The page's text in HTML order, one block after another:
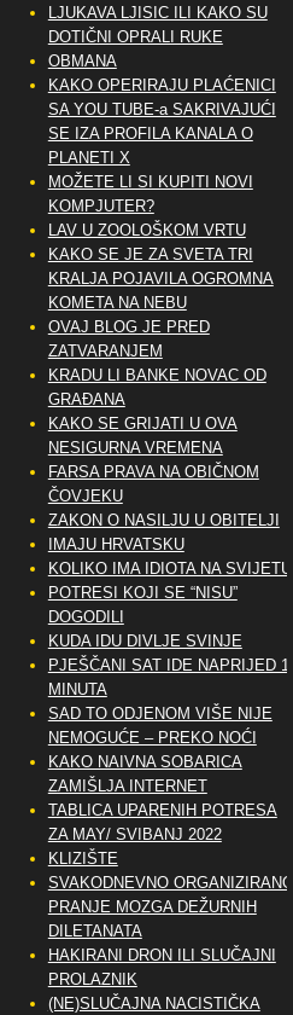
LJUKAVA LJISIC ILI KAKO SU
DOTIČNI OPRALI RUKE
OBMANA
KAKO OPERIRAJU PLAĆENICI
SA YOU TUBE-a SAKRIVAJUĆI
SE IZA PROFILA KANALA O
PLANETI X
MOŽETE LI SI KUPITI NOVI
KOMPJUTER?
LAV U ZOOLOŠKOM VRTU
KAKO SE JE ZA SVETA TRI
KRALJA POJAVILA OGROMNA
KOMETA NA NEBU
OVAJ BLOG JE PRED
ZATVARANJEM
KRADU LI BANKE NOVAC OD
GRAĐANA
KAKO SE GRIJATI U OVA
NESIGURNA VREMENA
FARSA PRAVA NA OBIČNOM
ČOVJEKU
ZAKON O NASILJU U OBITELJI
IMAJU HRVATSKU
KOLIKO IMA IDIOTA NA SVIJETU?
POTRESI KOJI SE “NISU”
DOGODILI
KUDA IDU DIVLJE SVINJE
PJEŠČANI SAT IDE NAPRIJED 10
MINUTA
SAD TO ODJENOM VIŠE NIJE
NEMOGUĆE – PREKO NOĆI
KAKO NAIVNA SOBARICA
ZAMIŠLJA INTERNET
TABLICA UPARENIH POTRESA
ZA MAY/ SVIBANJ 2022
KLIZIŠTE
SVAKODNEVNO ORGANIZIRANO
PRANJE MOZGA DEŽURNIH
DILETANATA
HAKIRANI DRON ILI SLUČAJNI
PROLAZNIK
(NE)SLUČAJNA NACISTIČKA